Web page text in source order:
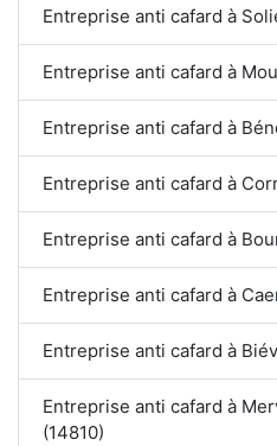
Entreprise anti cafard à
Entreprise anti cafard à
Entreprise anti cafard à
Entreprise anti cafard à
Entreprise anti cafard à
Entreprise anti cafard à
Entreprise anti cafard à
Entreprise anti cafard à
(14810)